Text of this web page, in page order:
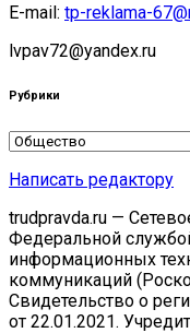
E-mail: tp-reklama-
lvpav72@yandex.ru
Рубрики
Рубрики
Написать редактору
trudpravda.ru —
Федеральной
информационных
коммуникаций
Свидетельство о
от 22.01.2021.